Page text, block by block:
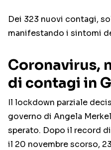
Dei 323 nuovi contagi,
manifestando i sintomi
Coronavirus,
di contagi in
Il lockdown parziale
governo di Angela
sperato. Dopo il record
il 20 novembre scorso,